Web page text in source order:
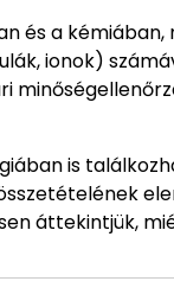
és a
ionok)
is
áttekintjük,